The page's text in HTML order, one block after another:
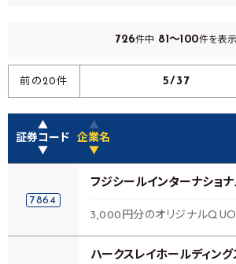
726件中 81～100件を表示
前の20件 5/37
▲
証券コード
▼
▲
企業名
▼
7864
フジシールインターナショ
3,000円分のオリジナルQUO
ハークスレイホールディング